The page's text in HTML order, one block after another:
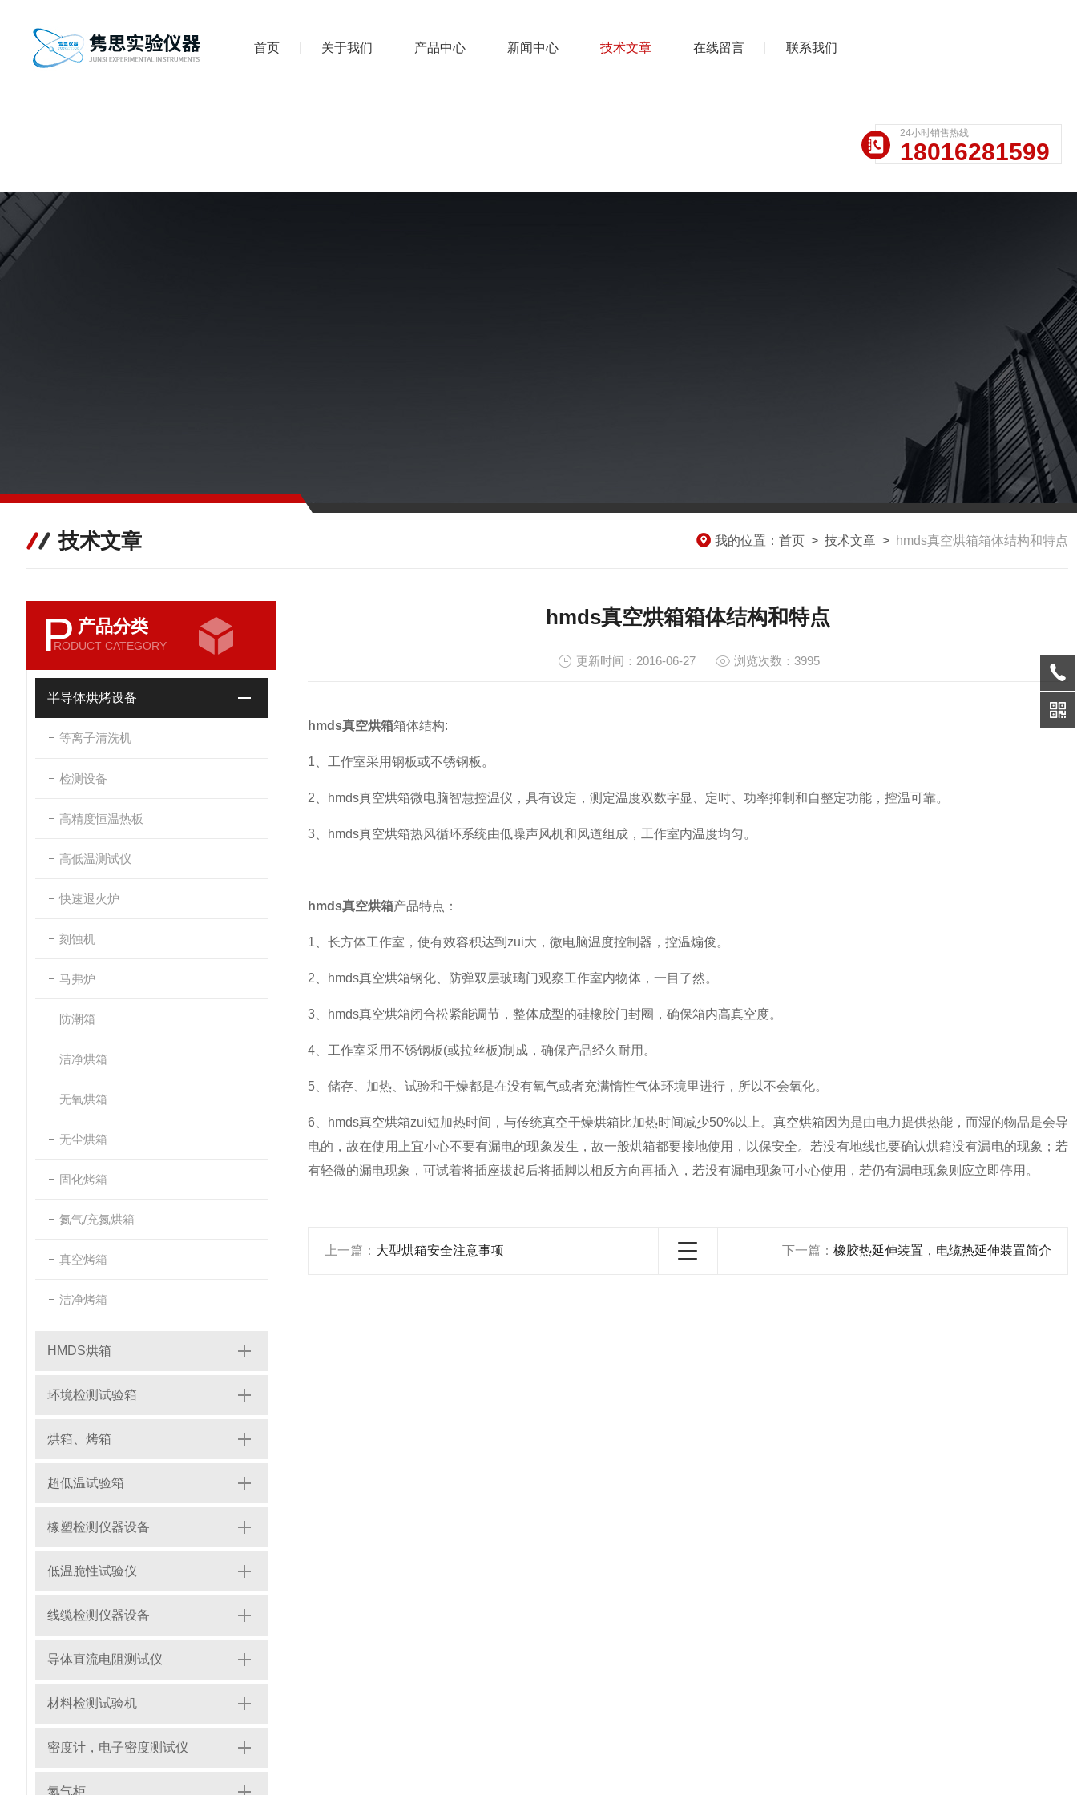
首页 关于我们 产品中心 新闻中心 技术文章 在线留言 联系我们
24小时销售热线
18016281599
技术文章 我的位置： 首页 > 技术文章 > hmds真空烘箱箱体结构和特点
P 产品分类
RODUCT CATEGORY
半导体烘烤设备
等离子清洗机
检测设备
高精度恒温热板
高低温测试仪
快速退火炉
刻蚀机
马弗炉
防潮箱
洁净烘箱
无氧烘箱
无尘烘箱
固化烤箱
氮气/充氮烘箱
真空烤箱
洁净烤箱
HMDS烘箱
环境检测试验箱
烘箱、烤箱
超低温试验箱
橡塑检测仪器设备
低温脆性试验仪
线缆检测仪器设备
导体直流电阻测试仪
材料检测试验机
密度计，电子密度测试仪
氮气柜
hmds真空烘箱箱体结构和特点
更新时间：2016-06-27 浏览次数：3995
hmds真空烘箱箱体结构:
1、工作室采用钢板或不锈钢板。
2、hmds真空烘箱微电脑智慧控温仪，具有设定，测定温度双数字显、定时、功率抑制和自整定功能，控温可靠。
3、hmds真空烘箱热风循环系统由低噪声风机和风道组成，工作室内温度均匀。
hmds真空烘箱产品特点：
1、长方体工作室，使有效容积达到zui大，微电脑温度控制器，控温煽俊。
2、hmds真空烘箱钢化、防弹双层玻璃门观察工作室内物体，一目了然。
3、hmds真空烘箱闭合松紧能调节，整体成型的硅橡胶门封圈，确保箱内高真空度。
4、工作室采用不锈钢板(或拉丝板)制成，确保产品经久耐用。
5、储存、加热、试验和干燥都是在没有氧气或者充满惰性气体环境里进行，所以不会氧化。
6、hmds真空烘箱zui短加热时间，与传统真空干燥烘箱比加热时间减少50%以上。真空烘箱因为是由电力提供热能，而湿的物品是会导
电的，故在使用上宜小心不要有漏电的现象发生，故一般烘箱都要接地使用，以保安全。若没有地线也要确认烘箱没有漏电的现象；若
有轻微的漏电现象，可试着将插座拔起后将插脚以相反方向再插入，若没有漏电现象可小心使用，若仍有漏电现象则应立即停用。
上一篇： 大型烘箱安全注意事项 下一篇： 橡胶热延伸装置，电缆热延伸装置简介